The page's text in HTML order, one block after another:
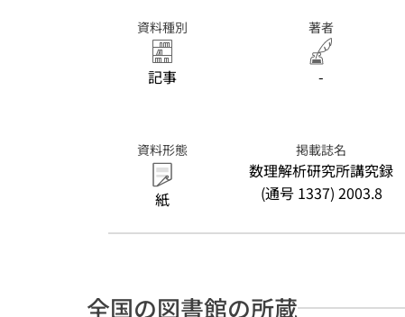
資料種別
記事
著者
-
資料形態
紙
掲載誌名
数理解析研究所講究録
(通号 1337) 2003.8
全国の図書館の所蔵